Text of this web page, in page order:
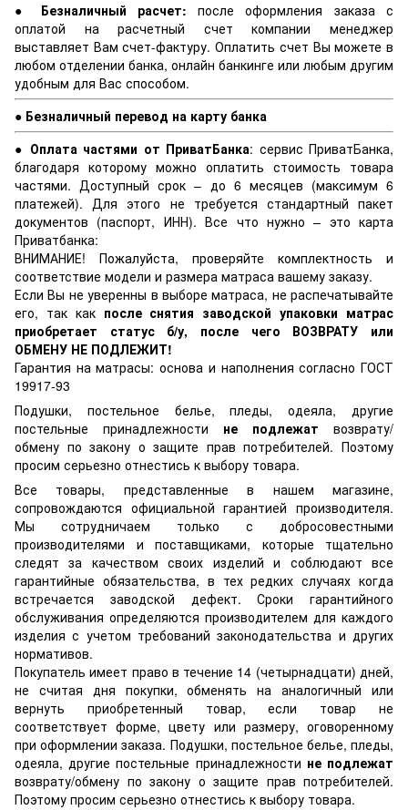
● Безналичный расчет: после оформления заказа с
оплатой на расчетный счет компании менеджер
выставляет Вам счет-фактуру. Оплатить счет Вы можете в
любом отделении банка, онлайн банкинге или любым другим
удобным для Вас способом.
● Безналичный перевод на карту банка
● Оплата частями от ПриватБанка: сервис ПриватБанка,
благодаря которому можно оплатить стоимость товара
частями. Доступный срок – до 6 месяцев (максимум 6
платежей). Для этого не требуется стандартный пакет
документов (паспорт, ИНН). Все что нужно – это карта
Приватбанка:
ВНИМАНИЕ! Пожалуйста, проверяйте комплектность и
соответствие модели и размера матраса вашему заказу.
Если Вы не уверенны в выборе матраса, не распечатывайте
его, так как после снятия заводской упаковки матрас
приобретает статус б/у, после чего ВОЗВРАТУ или
ОБМЕНУ НЕ ПОДЛЕЖИТ!
Гарантия на матрасы: основа и наполнения согласно ГОСТ
19917-93
Подушки, постельное белье, пледы, одеяла, другие
постельные принадлежности не подлежат возврату/
обмену по закону о защите прав потребителей. Поэтому
просим серьезно отнестись к выбору товара.
Все товары, представленные в нашем магазине,
сопровождаются официальной гарантией производителя.
Мы сотрудничаем только с добросовестными
производителями и поставщиками, которые тщательно
следят за качеством своих изделий и соблюдают все
гарантийные обязательства, в тех редких случаях когда
встречается заводской дефект. Сроки гарантийного
обслуживания определяются производителем для каждого
изделия с учетом требований законодательства и других
нормативов.
Покупатель имеет право в течение 14 (четырнадцати) дней,
не считая дня покупки, обменять на аналогичный или
вернуть приобретенный товар, если товар не
соответствует форме, цвету или размеру, оговоренному
при оформлении заказа. Подушки, постельное белье, пледы,
одеяла, другие постельные принадлежности не подлежат
возврату/обмену по закону о защите прав потребителей.
Поэтому просим серьезно отнестись к выбору товара.